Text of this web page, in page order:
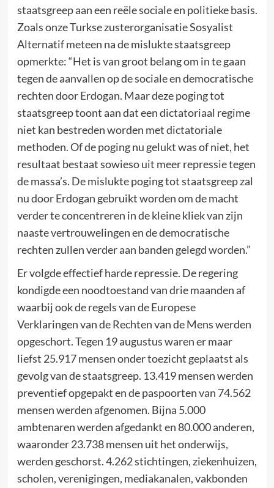
staatsgreep aan een reële sociale en politieke basis.
Zoals onze Turkse zusterorganisatie Sosyalist
Alternatif meteen na de mislukte staatsgreep
opmerkte: “Het is van groot belang om in te gaan
tegen de aanvallen op de sociale en democratische
rechten door Erdogan. Maar deze poging tot
staatsgreep toont aan dat een dictatoriaal regime
niet kan bestreden worden met dictatoriale
methoden. Of de poging nu gelukt was of niet, het
resultaat bestaat sowieso uit meer repressie tegen
de massa’s. De mislukte poging tot staatsgreep zal
nu door Erdogan gebruikt worden om de macht
verder te concentreren in de kleine kliek van zijn
naaste vertrouwelingen en de democratische
rechten zullen verder aan banden gelegd worden.”
Er volgde effectief harde repressie. De regering
kondigde een noodtoestand van drie maanden af
waarbij ook de regels van de Europese
Verklaringen van de Rechten van de Mens werden
opgeschort. Tegen 19 augustus waren er maar
liefst 25.917 mensen onder toezicht geplaatst als
gevolg van de staatsgreep. 13.419 mensen werden
preventief opgepakt en de paspoorten van 74.562
mensen werden afgenomen. Bijna 5.000
ambtenaren werden afgedankt en 80.000 anderen,
waaronder 23.738 mensen uit het onderwijs,
werden geschorst. 4.262 stichtingen, ziekenhuizen,
scholen, verenigingen, mediakanalen, vakbonden